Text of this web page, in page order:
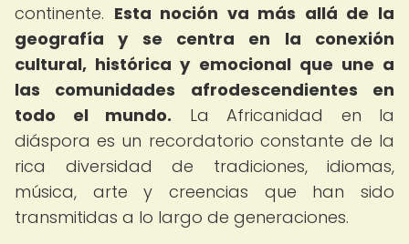
continente. Esta noción va más allá de la
geografía y se centra en la conexión
cultural, histórica y emocional que une a
las comunidades afrodescendientes en
todo el mundo. La Africanidad en la
diáspora es un recordatorio constante de la
rica diversidad de tradiciones, idiomas,
música, arte y creencias que han sido
transmitidas a lo largo de generaciones.